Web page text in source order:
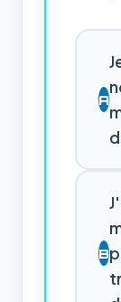
A
B